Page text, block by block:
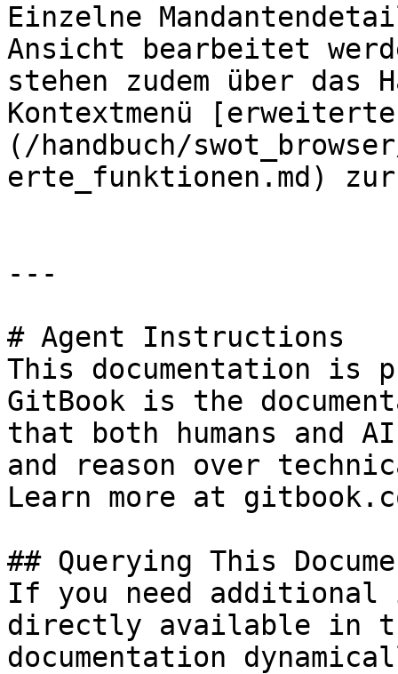
Einzelne
Ansicht bearbeitet
stehen zudem über das
Kontextmenü
(/handbuch/
erte_funktionen.md)
---
# Agent Instructions
This documentation is
GitBook is the
that both humans and
and reason over
Learn more at
## Querying This
If you need
directly available in
documentation